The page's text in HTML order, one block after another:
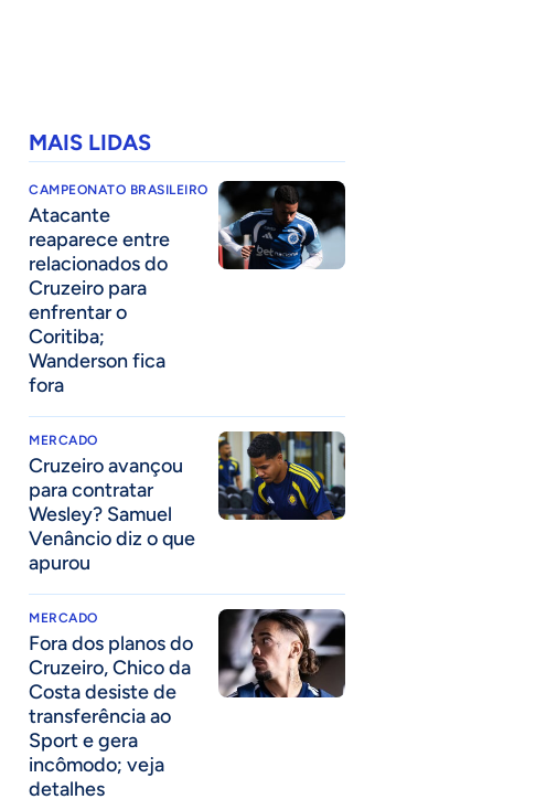
MAIS LIDAS
CAMPEONATO BRASILEIRO
Atacante
reaparece entre
relacionados do
Cruzeiro para
enfrentar o
Coritiba;
Wanderson fica
fora
MERCADO
Cruzeiro avançou
para contratar
Wesley? Samuel
Venâncio diz o que
apurou
MERCADO
Fora dos planos do
Cruzeiro, Chico da
Costa desiste de
transferência ao
Sport e gera
incômodo; veja
detalhes